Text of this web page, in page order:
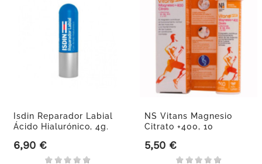
Isdin Reparador Labial
Ácido Hialurónico, 4g.
Precio
6,90 €
NS Vitans Magnesio
Citrato +400, 10
Precio
5,50 €